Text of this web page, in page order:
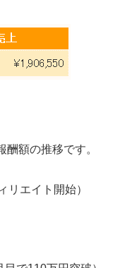
額の推移です。
イト開始）